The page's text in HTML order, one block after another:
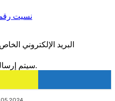
نسيت
البريد الإلكتروني
سيتم إرساله بالبريد الالكتروني كلمة سر لك.